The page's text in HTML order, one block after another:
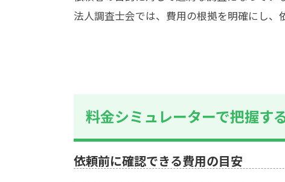
法人調査士会では、費用の根拠を明確にし、
料金シミュレーターで把握す
依頼前に確認できる費用の目安